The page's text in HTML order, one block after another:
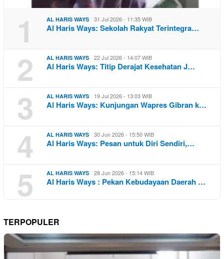
1 AL HARIS WAYS 31 Jul 2026 - 11:35 WIB
Al Haris Ways: Sekolah Rakyat Terintegra…
2 AL HARIS WAYS 22 Jul 2026 - 14:07 WIB
Al Haris Ways: Titip Derajat Kesehatan J…
3 AL HARIS WAYS 19 Jul 2026 - 13:03 WIB
Al Haris Ways: Kunjungan Wapres Gibran k…
4 AL HARIS WAYS 30 Jun 2026 - 15:50 WIB
Al Haris Ways: Pesan untuk Diri Sendiri,…
5 AL HARIS WAYS 28 Jun 2026 - 15:14 WIB
Al Haris Ways : Pekan Kebudayaan Daerah …
TERPOPULER